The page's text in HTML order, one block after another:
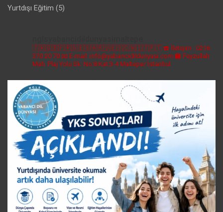
Yurtdışı Eğitim (5)
🇹🇷🇬🇧🇫🇷🇩🇪🇸🇦🇷🇺🇪🇸🇨🇳🇮🇹🇵🇹 ☎️ İletişim : 0216
370 20 70 📧 E-mail: info@yabancidildunyasi.com 🏫 Feyzullah
Mah. Plaj Yolu Sk. No:8 Kat:3-4 Maltepe/ İstanbul